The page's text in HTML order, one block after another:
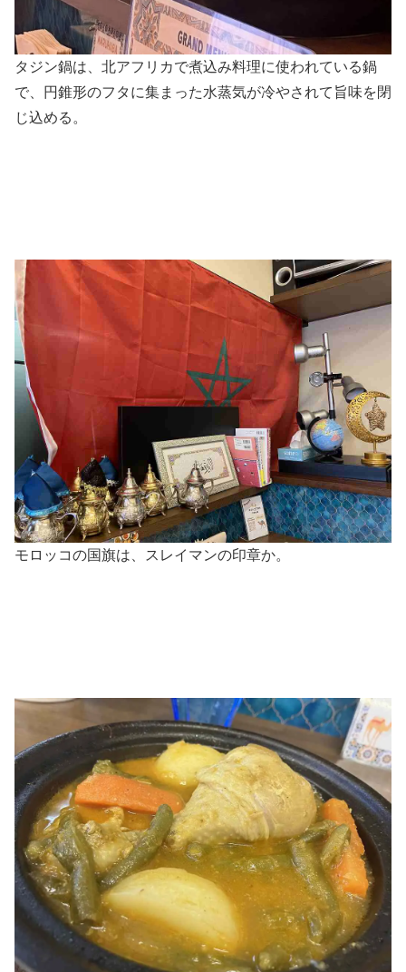
タジン鍋は、北アフリカで煮込み料理に使われている鍋
で、円錐形のフタに集まった水蒸気が冷やされて旨味を閉
じ込める。
モロッコの国旗は、スレイマンの印章か。